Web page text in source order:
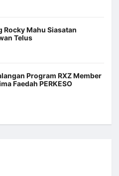
Rocky Mahu Siasatan
Telus
Program RXZ Member
Faedah PERKESO